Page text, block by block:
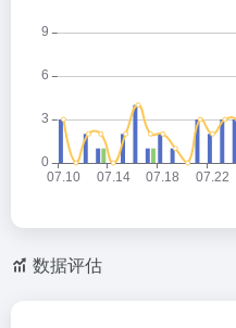
数据评估